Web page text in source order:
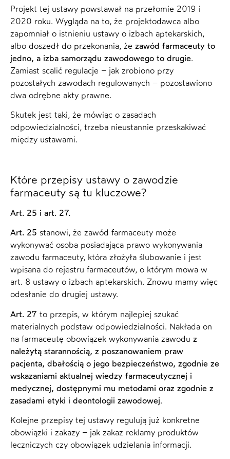
Projekt tej ustawy powstawał na przełomie 2019 i
2020 roku. Wygląda na to, że projektodawca albo
zapomniał o istnieniu ustawy o izbach aptekarskich,
albo doszedł do przekonania, że zawód farmaceuty to
jedno, a izba samorządu zawodowego to drugie.
Zamiast scalić regulacje – jak zrobiono przy
pozostałych zawodach regulowanych – pozostawiono
dwa odrębne akty prawne.
Skutek jest taki, że mówiąc o zasadach
odpowiedzialności, trzeba nieustannie przeskakiwać
między ustawami.
Które przepisy ustawy o zawodzie
farmaceuty są tu kluczowe?
Art. 25 i art. 27.
Art. 25 stanowi, że zawód farmaceuty może
wykonywać osoba posiadająca prawo wykonywania
zawodu farmaceuty, która złożyła ślubowanie i jest
wpisana do rejestru farmaceutów, o którym mowa w
art. 8 ustawy o izbach aptekarskich. Znowu mamy więc
odesłanie do drugiej ustawy.
Art. 27 to przepis, w którym najlepiej szukać
materialnych podstaw odpowiedzialności. Nakłada on
na farmaceutę obowiązek wykonywania zawodu z
należytą starannością, z poszanowaniem praw
pacjenta, dbałością o jego bezpieczeństwo, zgodnie ze
wskazaniami aktualnej wiedzy farmaceutycznej i
medycznej, dostępnymi mu metodami oraz zgodnie z
zasadami etyki i deontologii zawodowej.
Kolejne przepisy tej ustawy regulują już konkretne
obowiązki i zakazy – jak zakaz reklamy produktów
leczniczych czy obowiązek udzielania informacji.